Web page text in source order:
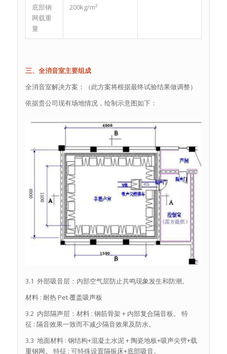
底部钢
网载重
量
200kg/m²
三、全消音室主要组成
全消音室解决方案：（此方案将根据最终试验结果做调整）
依据贵公司现有场地情况，绘制示意图如下：
3.1 外部吸音层：内部空气层防止共鸣现象发生和防潮。
材料 : 耐热 Pet 覆盖吸声板
3.2 内部隔声层：材料 : 钢筋骨架 + 内部复合隔音板。 特
征 : 隔音效果一致而不减少隔音效果及防水。
3.3 地面材料 : 钢结构+混凝土水泥 + 陶瓷地板+吸声尖劈+载
重钢网。 特征 : 可特殊设置隔振床+底部吸音。